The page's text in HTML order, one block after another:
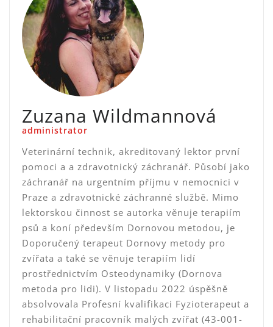
Zuzana Wildmannová
administrator
Veterinární technik, akreditovaný lektor první
pomoci a a zdravotnický záchranář. Působí jako
záchranář na urgentním příjmu v nemocnici v
Praze a zdravotnické záchranné službě. Mimo
lektorskou činnost se autorka věnuje terapiím
psů a koní především Dornovou metodou, je
Doporučený terapeut Dornovy metody pro
zvířata a také se věnuje terapiím lidí
prostřednictvím Osteodynamiky (Dornova
metoda pro lidi). V listopadu 2022 úspěšně
absolvovala Profesní kvalifikaci Fyzioterapeut a
rehabilitační pracovník malých zvířat (43-001-